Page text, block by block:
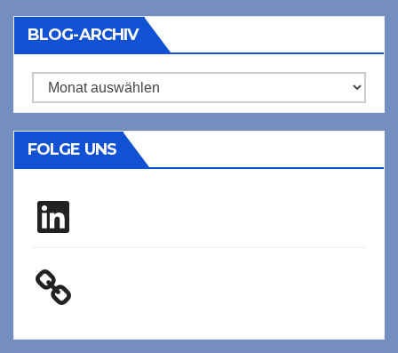
BLOG-ARCHIV
Blog-
Archiv
FOLGE UNS
LinkedIn